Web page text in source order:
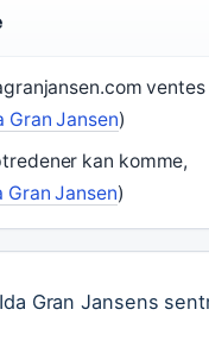
ventes
Gran Jansen)
kan komme,
Gran Jansen)
Gran Jansens